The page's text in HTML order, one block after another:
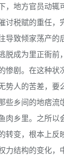
，地方官员动辄
讨税赋的重任，
导致倾家荡产的
脱成为里正衙前
惨剧。在这种状
势人的苦差，要
些乡间的地痞流
肉乡里。之所以
转变，根本上反
力结构的变化，